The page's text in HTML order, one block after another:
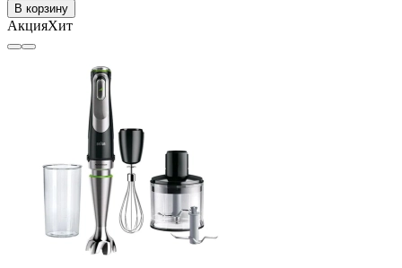
В корзину
АкцияХит